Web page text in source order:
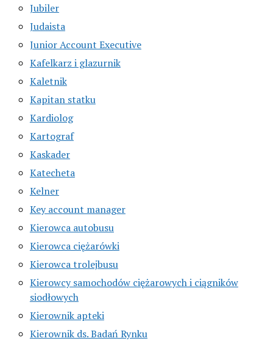
Jubiler
Judaista
Junior Account Executive
Kafelkarz i glazurnik
Kaletnik
Kapitan statku
Kardiolog
Kartograf
Kaskader
Katecheta
Kelner
Key account manager
Kierowca autobusu
Kierowca ciężarówki
Kierowca trolejbusu
Kierowcy samochodów ciężarowych i ciągników
siodłowych
Kierownik apteki
Kierownik ds. Badań Rynku